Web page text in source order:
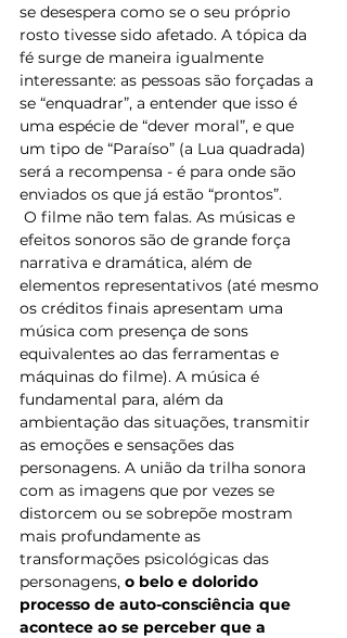
se desespera como se o seu próprio
rosto tivesse sido afetado. A tópica da
fé surge de maneira igualmente
interessante: as pessoas são forçadas a
se “enquadrar”, a entender que isso é
uma espécie de “dever moral”, e que
um tipo de “Paraíso” (a Lua quadrada)
será a recompensa - é para onde são
enviados os que já estão “prontos”.
O filme não tem falas. As músicas e
efeitos sonoros são de grande força
narrativa e dramática, além de
elementos representativos (até mesmo
os créditos finais apresentam uma
música com presença de sons
equivalentes ao das ferramentas e
máquinas do filme). A música é
fundamental para, além da
ambientação das situações, transmitir
as emoções e sensações das
personagens. A união da trilha sonora
com as imagens que por vezes se
distorcem ou se sobrepõe mostram
mais profundamente as
transformações psicológicas das
personagens, o belo e dolorido
processo de auto-consciência que
acontece ao se perceber que a